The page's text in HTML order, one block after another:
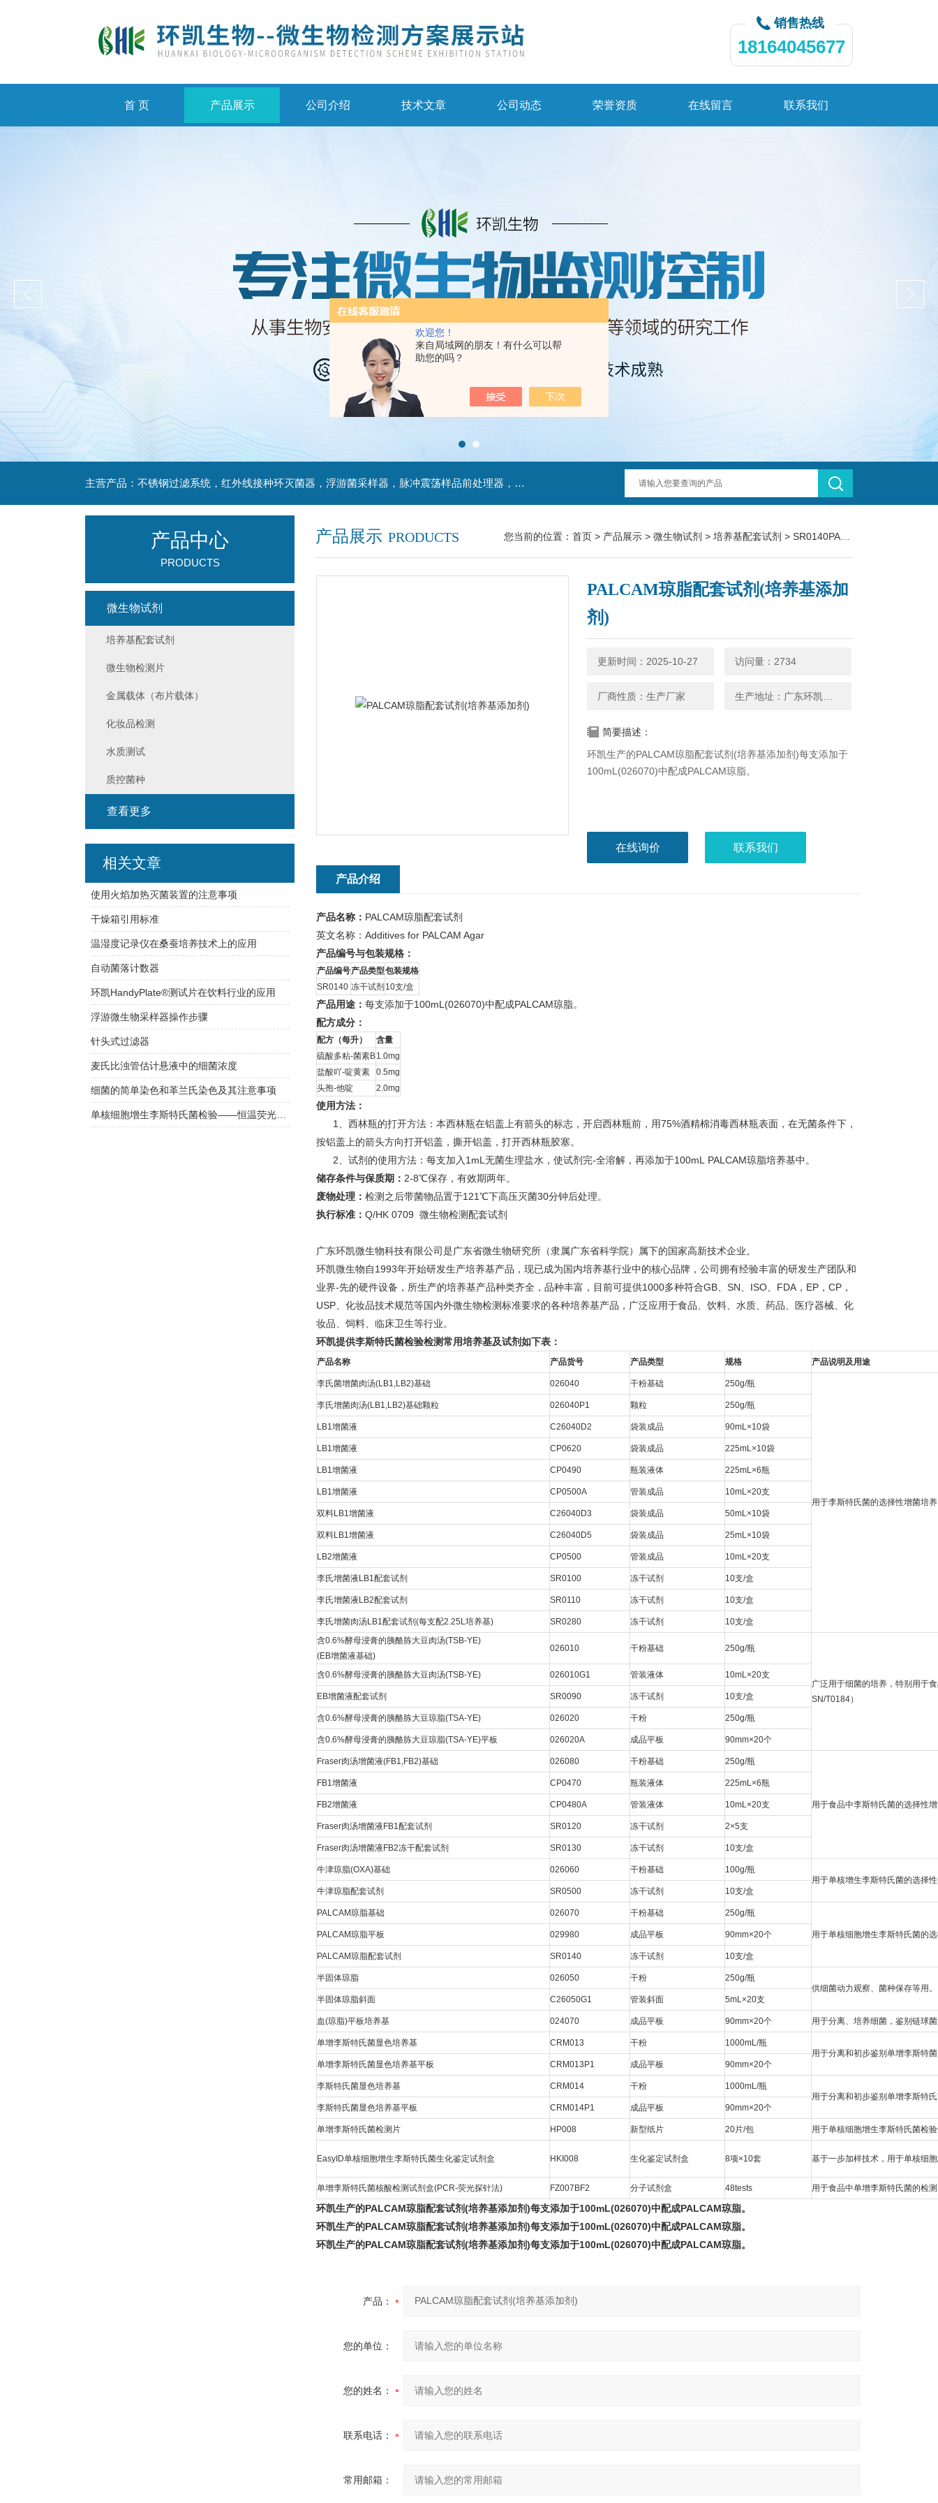
欢迎您！
来自局域网的朋友！有什么可以帮
助您的吗？
销售热线
18164045677
首 页 产品展示 公司介绍 技术文章 公司动态 荣誉资质 在线留言 联系我们
主营产品：不锈钢过滤系统，红外线接种环灭菌器，浮游菌采样器，脉冲震荡样品前处理器，数字化智能电热鼓风干燥箱，数字化智能电热恒温培养箱，实验室设备及环境温湿度监测系统，洁净工作台等实验设仪器设备。
产品展示 PRODUCTS 您当前的位置： 首页 > 产品展示 > 微生物试剂 > 培养基配套试剂 > SR0140PALCAM琼脂配套试剂(培养基添加剂)
PALCAM琼脂配套试剂(培养基添加
剂)
更新时间：2025-10-27 访问量：2734
厂商性质：生产厂家
简要描述：
环凯生产的PALCAM琼脂配套试剂(培养基添加剂)每支添加于
100mL(026070)中配成PALCAM琼脂。
在线询价 联系我们
产品介绍
产品名称： PALCAM琼脂配套试剂
英文名称：Additives for PALCAM Agar
产品编号与包装规格：
产品编号产品类型包装规格
SR0140 冻干试剂 10支/盒
产品用途： 每支添加于100mL(026070)中配成PALCAM琼脂。
配方成分：
配方（每升）
含量
硫酸多粘-菌素B1.0mg
盐酸吖-啶黄素
0.5mg
头孢-他啶
2.0mg
使用方法：
1、西林瓶的打开方法：本西林瓶在铝盖上有箭头的标志，开启西林瓶前，用75%酒精棉消毒西林瓶表面，在无菌条件下，
按铝盖上的箭头方向打开铝盖，撕开铝盖，打开西林瓶胶塞。
2、试剂的使用方法：每支加入1mL无菌生理盐水，使试剂完-全溶解，再添加于100mL PALCAM琼脂培养基中。
储存条件与保质期： 2-8℃保存，有效期两年。
废物处理： 检测之后带菌物品置于121℃下高压灭菌30分钟后处理。
执行标准： Q/HK 0709 微生物检测配套试剂
广东环凯微生物科技有限公司是广东省微生物研究所（隶属广东省科学院）属下的国家高新技术企业。
环凯微生物自1993年开始研发生产培养基产品，现已成为国内培养基行业中的核心品牌，公司拥有经验丰富的研发生产团队和
业界-先的硬件设备，所生产的培养基产品种类齐全，品种丰富，目前可提供1000多种符合GB、SN、ISO、FDA，EP，CP，
USP、化妆品技术规范等国内外微生物检测标准要求的各种培养基产品，广泛应用于食品、饮料、水质、药品、医疗器械、化
妆品、饲料、临床卫生等行业。
环凯提供李斯特氏菌检验检测常用培养基及试剂如下表：
产品名称 产品货号 产品类型 规格 产品说明及用途
李氏菌增菌肉汤(LB1,LB2)基础 026040 干粉基础 250g/瓶
用于李斯特氏菌的选择性增菌培
李氏增菌肉汤(LB1,LB2)基础颗粒 026040P1 颗粒 250g/瓶
LB1增菌液 C26040D2 袋装成品 90mL×10袋
LB1增菌液 CP0620 袋装成品 225mL×10袋
LB1增菌液 CP0490 瓶装液体 225mL×6瓶
LB1增菌液 CP0500A 管装成品 10mL×20支
双料LB1增菌液 C26040D3 袋装成品 50mL×10袋
双料LB1增菌液 C26040D5 袋装成品 25mL×10袋
LB2增菌液 CP0500 管装成品 10mL×20支
李氏增菌液LB1配套试剂 SR0100 冻干试剂 10支/盒
李氏增菌液LB2配套试剂 SR0110 冻干试剂 10支/盒
李氏增菌肉汤LB1配套试剂(每支配2.25L培养基) SR0280 冻干试剂
10支/盒
含0.6%酵母浸膏的胰酪胨大豆肉汤(TSB-YE)
(EB增菌液基础)
026010 干粉基础 250g/瓶
广泛用于细菌的培养，特别用于
SN/T0184）
含0.6%酵母浸膏的胰酪胨大豆肉汤(TSB-YE) 026010G1 管装液体 10mL×20支
EB增菌液配套试剂 SR0090 冻干试剂 10支/盒
含0.6%酵母浸膏的胰酪胨大豆琼脂(TSA-YE) 026020 干粉 250g/瓶
含0.6%酵母浸膏的胰酪胨大豆琼脂(TSA-YE)平板 026020A 成品平板 90mm×20个
Fraser肉汤增菌液(FB1,FB2)基础 026080 干粉基础 250g/瓶
用于食品中李斯特氏菌的选择性
FB1增菌液 CP0470 瓶装液体 225mL×6瓶
FB2增菌液 CP0480A 管装液体 10mL×20支
Fraser肉汤增菌液FB1配套试剂 SR0120 冻干试剂 2×5支
Fraser肉汤增菌液FB2冻干配套试剂 SR0130 冻干试剂 10支/盒
牛津琼脂(OXA)基础 026060 干粉基础
100g/瓶
用于单核增生李斯特氏菌的选择
牛津琼脂配套试剂
SR0500 冻干试剂 10支/盒
PALCAM琼脂基础 026070 干粉基础 250g/瓶
用于单核细胞增生李斯特氏菌的
PALCAM琼脂平板 029980 成品平板 90mm×20个
PALCAM琼脂配套试剂 SR0140 冻干试剂 10支/盒
半固体琼脂 026050 干粉
250g/瓶
供细菌动力观察、菌种保存等用。
半固体琼脂斜面
C26050G1 管装斜面 5mL×20支
血(琼脂)平板培养基 024070 成品平板 90mm×20个 用于分离、培养细菌，鉴别链球
单增李斯特氏菌显色培养基 CRM013 干粉
1000mL/瓶
用于分离和初步鉴别单增李斯特
单增李斯特氏菌显色培养基平板
CRM013P1 成品平板 90mm×20个
李斯特氏菌显色培养基 CRM014 干粉
1000mL/瓶
用于分离和初步鉴别单增李斯特
李斯特氏菌显色培养基平板
CRM014P1 成品平板 90mm×20个
单增李斯特氏菌检测片 HP008 新型纸片 20片/包 用于单核细胞增生李斯特氏菌检
EasyID单核细胞增生李斯特氏菌生化鉴定试剂盒 HKI008 生化鉴定试剂盒 8项×10套 基于一步加样技术，用于单核细
单增李斯特氏菌核酸检测试剂盒(PCR-荧光探针法) FZ007BF2 分子试剂盒 48tests 用于食品中单增李斯特氏菌的检
环凯生产的PALCAM琼脂配套试剂(培养基添加剂)每支添加于100mL(026070)中配成PALCAM琼脂。
环凯生产的PALCAM琼脂配套试剂(培养基添加剂)每支添加于100mL(026070)中配成PALCAM琼脂。
环凯生产的PALCAM琼脂配套试剂(培养基添加剂)每支添加于100mL(026070)中配成PALCAM琼脂。
产品：
您的单位：
您的姓名：
联系电话：
常用邮箱：
产品中心
PRODUCTS
微生物试剂
培养基配套试剂
微生物检测片
金属载体（布片载体）
化妆品检测
水质测试
质控菌种
查看更多
相关文章
使用火焰加热灭菌装置的注意事项
干燥箱引用标准
温湿度记录仪在桑蚕培养技术上的应用
自动菌落计数器
环凯HandyPlate®测试片在饮料行业的应用
浮游微生物采样器操作步骤
针头式过滤器
麦氏比浊管估计悬液中的细菌浓度
细菌的简单染色和革兰氏染色及其注意事项
单核细胞增生李斯特氏菌检验——恒温荧光法快检与传统培养方法对比